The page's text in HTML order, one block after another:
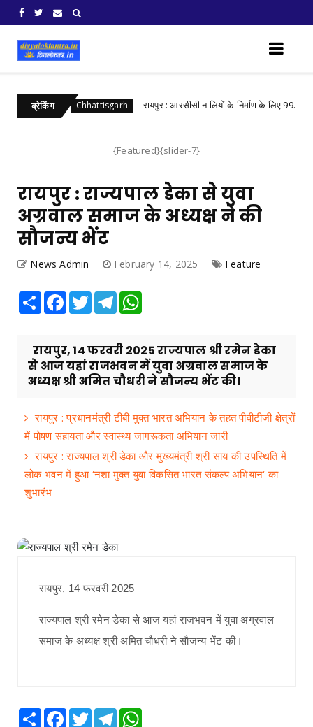
ब्रेकिंग Chhattisgarh रायपुर : आरसीसी नालियों के निर्माण के लिए 99.25 लाख
{Featured}{slider-7}
रायपुर : राज्यपाल डेका से युवा
अग्रवाल समाज के अध्यक्ष ने की
सौजन्य भेंट
News Admin February 14, 2025 Feature
Share Facebook
TwitterTelegram
रायपुर, 14 फरवरी 2025 राज्यपाल श्री रमेन डेका
से आज यहां राजभवन में युवा अग्रवाल समाज के
अध्यक्ष श्री अमित चौधरी ने सौजन्य भेंट की।
रायपुर : प्रधानमंत्री टीबी मुक्त भारत अभियान के तहत पीवीटीजी क्षेत्रों
में पोषण सहायता और स्वास्थ्य जागरूकता अभियान जारी
रायपुर : राज्यपाल श्री डेका और मुख्यमंत्री श्री साय की उपस्थिति में
लोक भवन में हुआ ‘नशा मुक्त युवा विकसित भारत संकल्प अभियान‘ का
शुभारंभ
रायपुर, 14 फरवरी 2025
राज्यपाल श्री रमेन डेका से आज यहां राजभवन में युवा अग्रवाल
समाज के अध्यक्ष श्री अमित चौधरी ने सौजन्य भेंट की।
Share Facebook
TwitterTelegram